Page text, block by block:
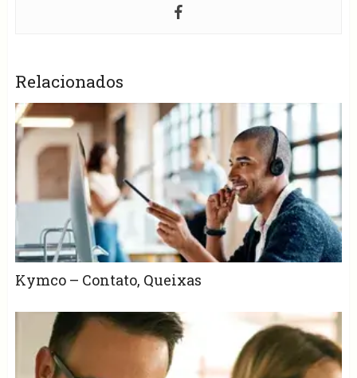
Relacionados
Kymco – Contato, Queixas